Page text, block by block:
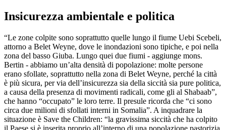
Insicurezza ambientale e politica
“Le zone colpite sono soprattutto quelle lungo il fiume Uebi Scebeli,
attorno a Belet Weyne, dove le inondazioni sono tipiche, e poi nella
zona del basso Giuba. Lungo quei due fiumi - aggiunge mons.
Bertin - abbiamo un’alta densità di popolazione: molte persone
erano sfollate, soprattutto nella zona di Belet Weyne, perché la città
è più sicura, per via dell’insicurezza sia della siccità sia pure politica,
a causa della presenza di movimenti radicali, come gli al Shabaab”,
che hanno “occupato” le loro terre. Il presule ricorda che “ci sono
circa due milioni di sfollati interni in Somalia”. A inquadrare la
situazione è Save the Children: “la gravissima siccità che ha colpito